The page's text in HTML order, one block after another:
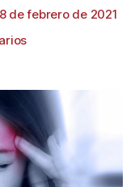
8 de febrero de 2021